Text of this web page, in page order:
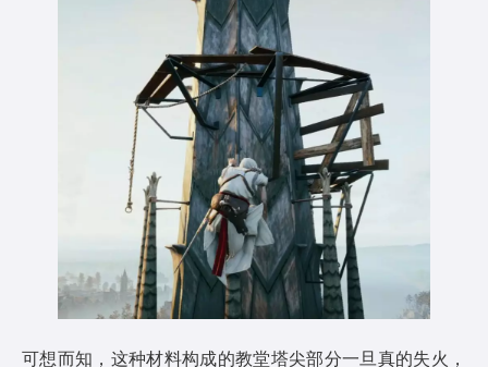
可想而知，这种材料构成的教堂塔尖部分一旦真的失火，